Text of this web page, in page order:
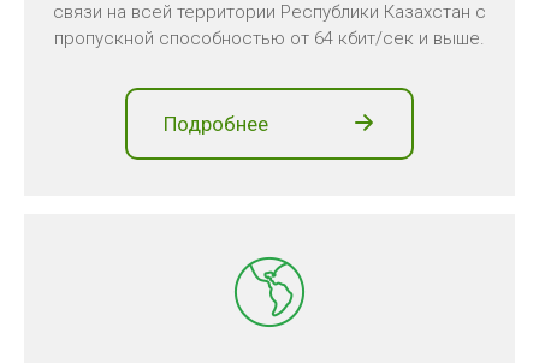
связи на всей территории Республики Казахстан с
пропускной способностью от 64 кбит/сек и выше.
Подробнее